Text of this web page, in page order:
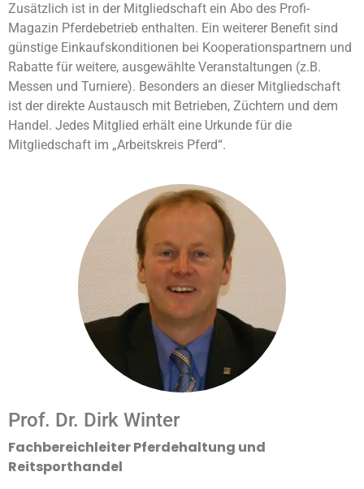
Mediathek
Kontakt
Partner
Account
Zusätzlich ist in der Mitgliedschaft ein Abo des Profi-
Magazin Pferdebetrieb enthalten. Ein weiterer Benefit sind
günstige Einkaufskonditionen bei Kooperationspartnern und
Rabatte für weitere, ausgewählte Veranstaltungen (z.B.
Messen und Turniere). Besonders an dieser Mitgliedschaft
ist der direkte Austausch mit Betrieben, Züchtern und dem
Handel. Jedes Mitglied erhält eine Urkunde für die
Mitgliedschaft im „Arbeitskreis Pferd“.
Prof. Dr. Dirk Winter
Fachbereichleiter Pferdehaltung und
Reitsporthandel